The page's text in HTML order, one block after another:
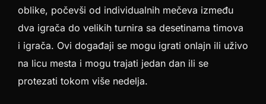
oblike, počevši od individualnih mečeva između
dva igrača do velikih turnira sa desetinama timova
i igrača. Ovi događaji se mogu igrati onlajn ili uživo
na licu mesta i mogu trajati jedan dan ili se
protezati tokom više nedelja.